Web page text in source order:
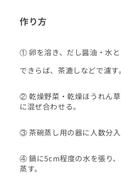
作り方
① 卵を溶き、だし醤油・水と
できらば、茶漉しなどで濾す。
② 乾燥野菜・乾燥ほうれん
に混ぜ合わせる。
③ 茶碗蒸し用の器に人数分入
④ 鍋に5cm程度の水を張り
蒸す。